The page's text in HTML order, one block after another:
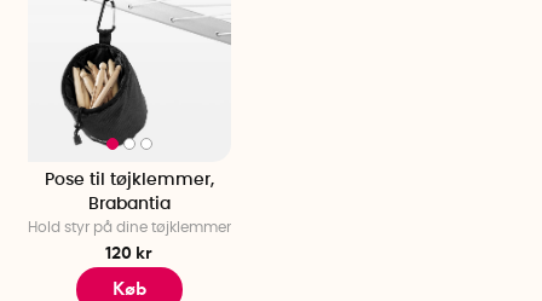
Pose til tøjklemmer,
Brabantia
Hold styr på dine tøjklemmer
120 kr
Køb